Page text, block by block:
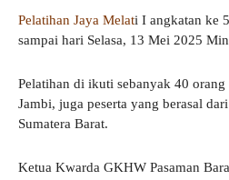
Pelatihan Jaya Melati I angkatan ke
sampai hari Selasa, 13 Mei 2025
Pelatihan di ikuti sebanyak 40
Jambi, juga peserta yang berasal
Sumatera Barat.
Ketua Kwarda GKHW Pasaman